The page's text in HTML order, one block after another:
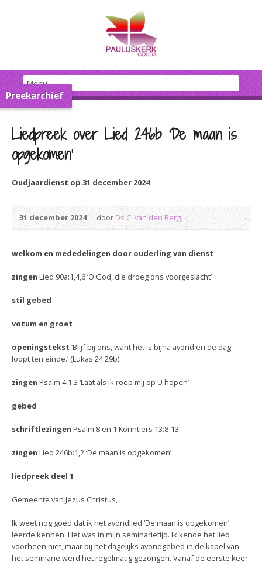
Preekarchief
Liedpreek over Lied 246b 'De maan is
opgekomen'
Oudjaardienst op 31 december 2024
31 december 2024 doorDs C. van den Berg.
welkom en mededelingen door ouderling van dienst
zingen Lied 90a:1,4,6 ‘O God, die droeg ons voorgeslacht’
stil gebed
votum en groet
openingstekst ‘Blijf bij ons, want het is bijna avond en de dag
loopt ten einde.’ (Lukas 24:29b)
zingen Psalm 4:1,3 ‘Laat als ik roep mij op U hopen’
gebed
schriftlezingen Psalm 8 en 1 Korintiërs 13:8-13
zingen Lied 246b:1,2 ‘De maan is opgekomen’
liedpreek deel 1
Gemeente van Jezus Christus,
Ik weet nog goed dat ik het avondlied ‘De maan is opgekomen’
leerde kennen. Het was in mijn seminarietijd. Ik kende het lied
voorheen niet, maar bij het dagelijks avondgebed in de kapel van
het seminarie werd het regelmatig gezongen. Vanaf de eerste keer